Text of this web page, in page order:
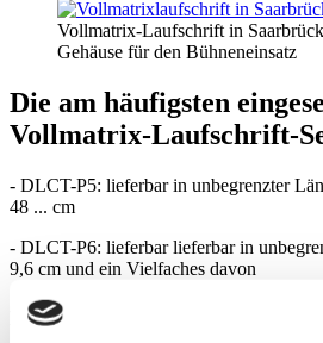
Vollmatrix-Laufschrift in
Gehäuse für den Bühneneinsatz
Die am häufigsten
Vollmatrix-Laufschrift-
- DLCT-P5: lieferbar in unbegrenzter
48 ... cm
- DLCT-P6: lieferbar lieferbar in
9,6 cm und ein Vielfaches davon
- DLDK13: lieferbar bis 5 m Länge,
Vielfaches davon